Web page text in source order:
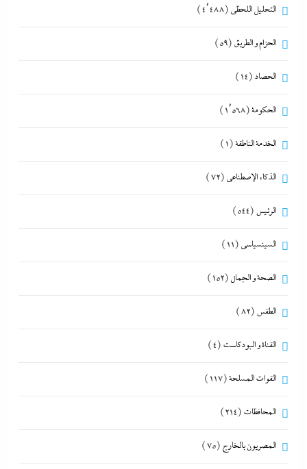
التحليل اللحظي (4٬488)
الحزام و الطريق (59)
الحصاد (14)
الحكومة(1٬568)
الخدمة الناطقة(1)
الذكاء الإصطناعي (72)
الرئيس (544)
السينسياسي (11)
الصحة و الجمال (152)
الطقس (82)
القناة و البودكاست (4)
القوات المسلحة(117)
المحافظات (214)
المصريون بالخارج (75)